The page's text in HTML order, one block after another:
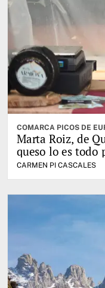
COMARCA PICOS DE
Marta Roiz, de
queso lo es todo
CARMEN PI CASCALES